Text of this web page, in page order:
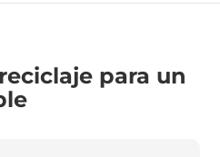
para un